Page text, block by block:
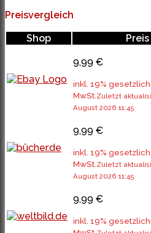
Preisvergleich
Shop
Preis
9,99 €
inkl. 19%
MwSt.Zuletzt
August 2026 11:45
9,99 €
inkl. 19%
MwSt.Zuletzt
August 2026 11:45
9,99 €
inkl. 19%